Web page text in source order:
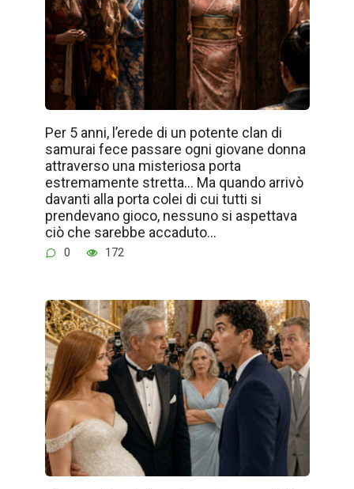
Per 5 anni, l’erede di un potente clan di
samurai fece passare ogni giovane donna
attraverso una misteriosa porta
estremamente stretta… Ma quando arrivò
davanti alla porta colei di cui tutti si
prendevano gioco, nessuno si aspettava
ciò che sarebbe accaduto…
0 172